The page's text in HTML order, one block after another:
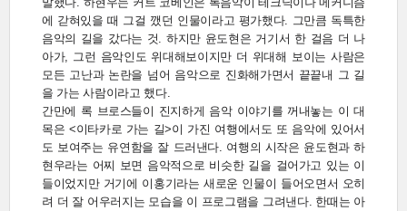
에 갇혀있을 때 그걸 깼던 인물이라고 평가했다. 그만큼 독특한
음악의 길을 갔다는 것. 하지만 윤도현은 거기서 한 걸음 더 나
아가, 그런 음악인도 위대해보이지만 더 위대해 보이는 사람은
모든 고난과 논란을 넘어 음악으로 진화해가면서 끝끝내 그 길
을 가는 사람이라고 했다.
간만에 록 브로스들이 진지하게 음악 이야기를 꺼내놓는 이 대
목은 <이타카로 가는 길>이 가진 여행에서도 또 음악에 있어서
도 보여주는 유연함을 잘 드러낸다. 여행의 시작은 윤도현과 하
현우라는 어찌 보면 음악적으로 비슷한 길을 걸어가고 있는 이
들이었지만 거기에 이홍기라는 새로운 인물이 들어오면서 오히
려 더 잘 어우러지는 모습을 이 프로그램을 그려낸다. 한때는 아